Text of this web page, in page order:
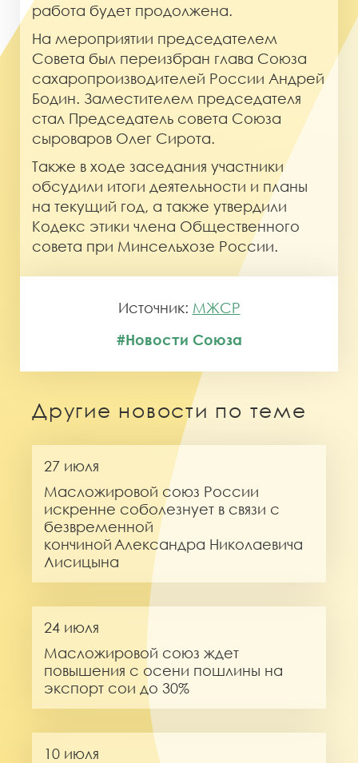
работа будет продолжена.
На мероприятии председателем
Совета был переизбран глава Союза
сахаропроизводителей России Андрей
Бодин. Заместителем председателя
стал Председатель совета Союза
сыроваров Олег Сирота.
Также в ходе заседания участники
обсудили итоги деятельности и планы
на текущий год, а также утвердили
Кодекс этики члена Общественного
совета при Минсельхозе России.
Источник: МЖСР
#Новости Союза
Другие новости по теме
27 июля
Масложировой союз России
искренне соболезнует в связи с
безвременной
кончиной Александра Николаевича
Лисицына
24 июля
Масложировой союз ждет
повышения с осени пошлины на
экспорт сои до 30%
10 июля